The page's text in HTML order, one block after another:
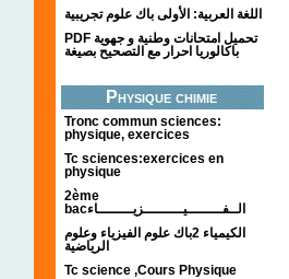
اللغة العربية: الأولى باك علوم تجريبية
PDF تحميل امتحانات وطنية و جهوية
باكالوريا احرار مع التصحيح بصيغة
Physique chimie
Tronc commun sciences:
physique, exercices
Tc sciences:exercices en
physique
2ème
bacالــفــــــــيـــــــــزيــــــــاء
الكيمياء 2باك علوم الفيزياء وعلوم
الرياضية
Tc science ,Cours Physique